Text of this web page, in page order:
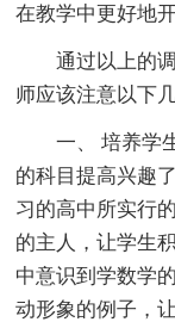
在教学中更好地
通过以上的调
师应该注意以下
一、 培养学生
的科目提高兴趣
习的高中所实行
的主人，让学生
中意识到学数学
动形象的例子，